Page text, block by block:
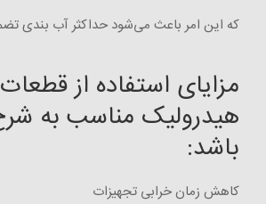
که این امر باعث می‌شود حداکثر آب ‌بندی
مزایای استفاده از
هیدرولیک مناسب به
باشد:
کاهش زمان خرابی تجهیزات